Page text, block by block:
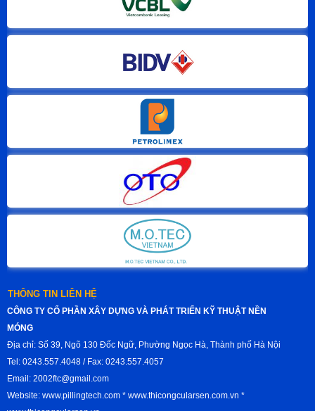
THÔNG TIN LIÊN HỆ
CÔNG TY CỔ PHẦN XÂY DỰNG VÀ PHÁT TRIỂN KỸ THUẬT NỀN
MÓNG
Địa chỉ: Số 39, Ngõ 130 Đốc Ngữ, Phường Ngọc Hà, Thành phố Hà Nội
Tel: 0243.557.4048 / Fax: 0243.557.4057
Email: 2002ftc@gmail.com
Website: www.pillingtech.com * www.thicongcularsen.com.vn *